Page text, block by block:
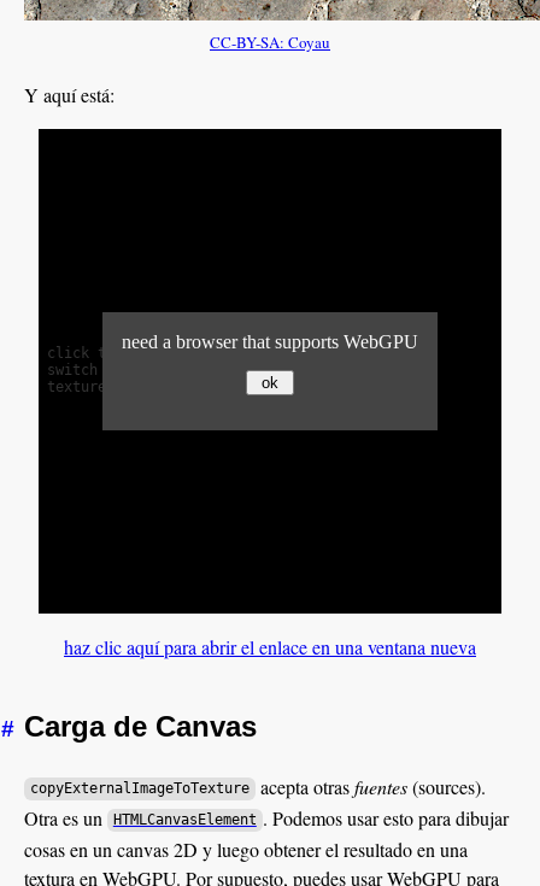
CC-BY-SA: Coyau
Y aquí está:
haz clic aquí para abrir el enlace en una ventana nueva
# Carga de Canvas
copyExternalImageToTexture acepta otrasfuentes(sources).
Otra es un
HTMLCanvasElement . Podemos usar esto para dibujar
cosas en un canvas 2D y luego obtener el resultado en una
textura en WebGPU. Por supuesto, puedes usar WebGPU para